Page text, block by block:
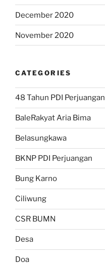
December 2020
November 2020
CATEGORIES
48 Tahun PDI Perjuangan
BaleRakyat Aria Bima
Belasungkawa
BKNP PDI Perjuangan
Bung Karno
Ciliwung
CSR BUMN
Desa
Doa